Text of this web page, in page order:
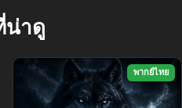
น่าดู
พากย์ไทย